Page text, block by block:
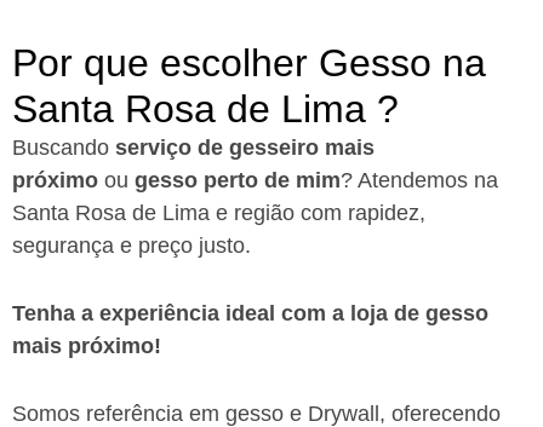
Por que escolher Gesso na
Santa Rosa de Lima ?​
Buscando serviço de gesseiro mais
próximo ou gesso perto de mim? Atendemos na
Santa Rosa de Lima e região com rapidez,
segurança e preço justo.
Tenha a experiência ideal com a loja de gesso
mais próximo!
Somos referência em gesso e Drywall, oferecendo